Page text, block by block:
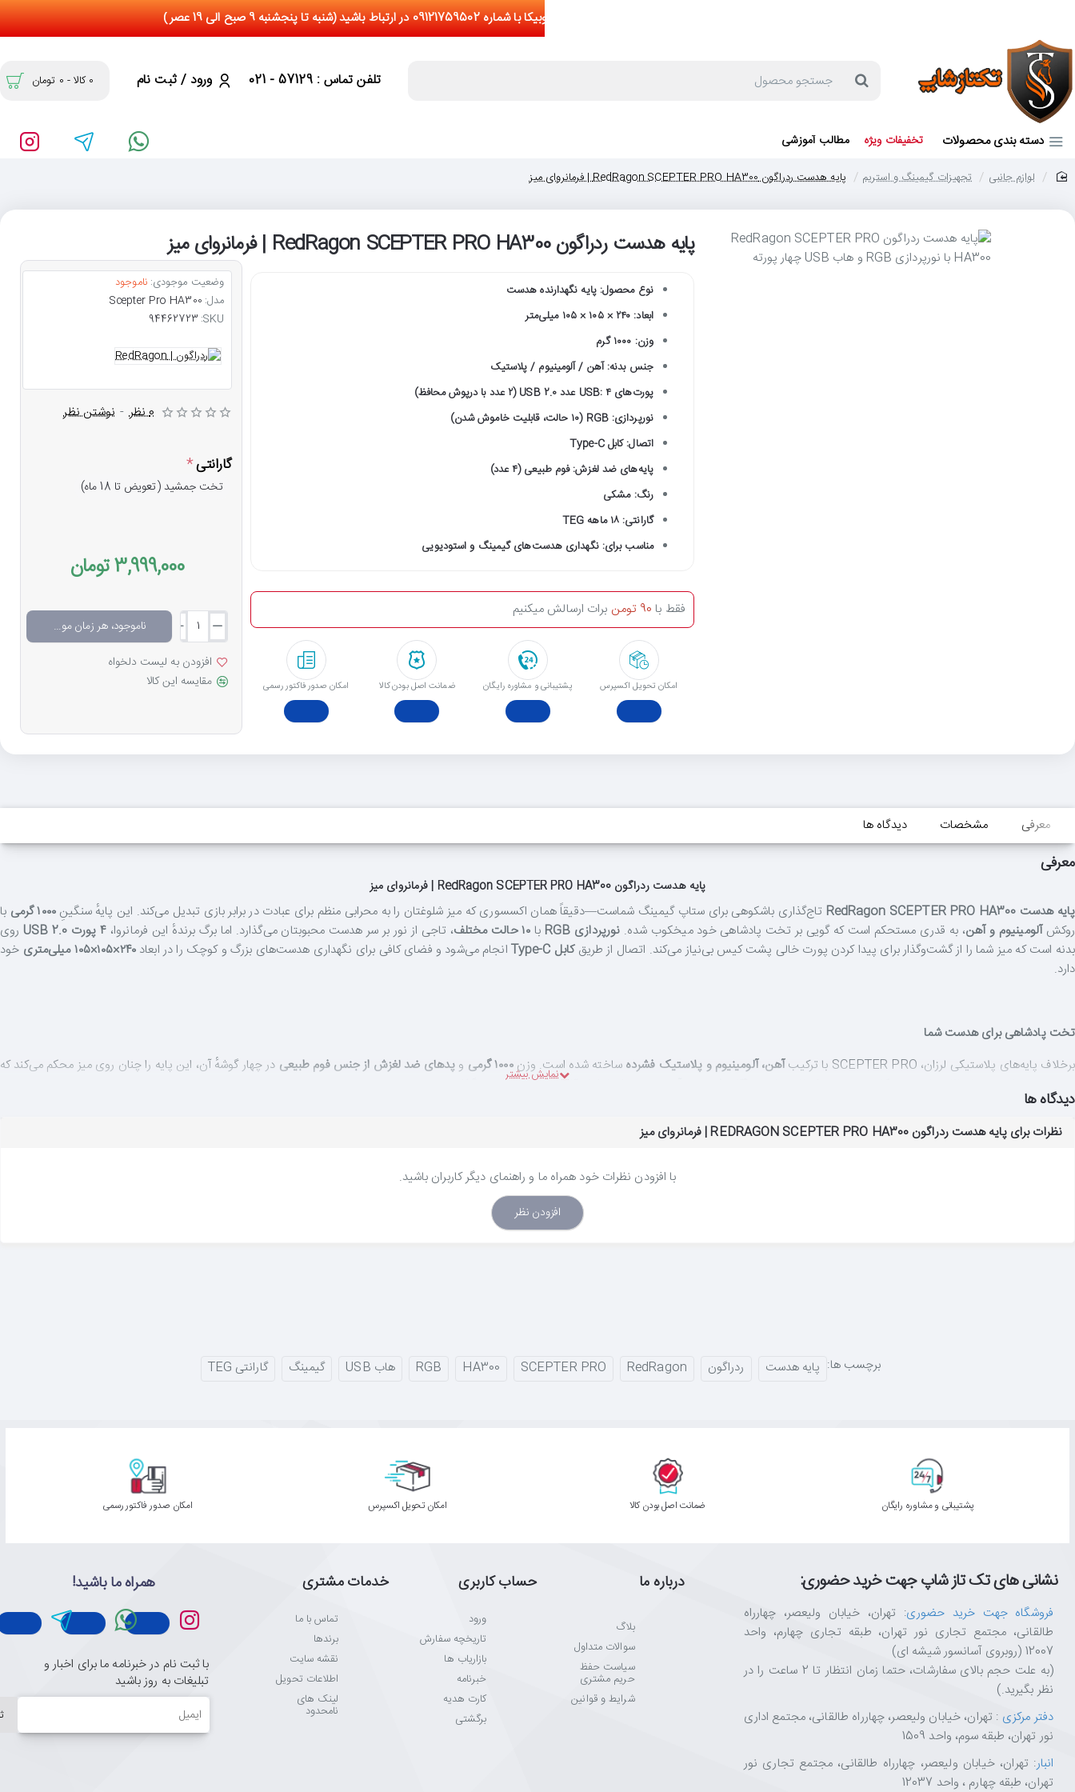
جستجو
تلفن تماس : 57129 - 021 ورود / ثبت نام 0 کالا - 0 تومان
دسته بندی محصولات تخفیفات ویژه مطالب آموزشی
لوازم جانبی تجهیزات گیمینگ و استریم پایه هدست ردراگون RedRagon SCEPTER PRO HA300 | فرمانروای میز
پایه هدست ردراگون RedRagon SCEPTER PRO HA300 | فرمانروای میز
نوع محصول: پایه نگهدارنده هدست
ابعاد: ۲۴۰ × ۱۰۵ × ۱۰۵ میلی‌متر
وزن: ۱۰۰۰ گرم
جنس بدنه: آهن / آلومینیوم / پلاستیک
پورت‌های USB: ۴ عدد USB 2.0 (۲ عدد با درپوش محافظ)
نورپردازی: RGB (۱۰ حالت، قابلیت خاموش شدن)
اتصال: کابل Type-C
پایه‌های ضد لغزش: فوم طبیعی (۴ عدد)
رنگ: مشکی
گارانتی: ۱۸ ماهه TEG
مناسب برای: نگهداری هدست‌های گیمینگ و استودیویی
امکان تحویل اکسپرس پشتیبانی و مشاوره رایگان ﺿﻤﺎﻧﺖ اﺻﻞ ﺑﻮدن ﮐﺎﻟﺎ امکان صدور فاکتور رسمی
فقط با 90 تومن برات ارسالش میکنیم
وضعیت موجودی: ناموجود
مدل: Scepter Pro HA300
SKU:
94462723
0 نظر - نوشتن نظر
گارانتی
تخت جمشید (تعویض تا 18 ماه)
3,999,000 تومان
ناموجود، هر زمان موجود شد خبرم کن
افزودن به لیست دلخواه
مقایسه این کالا
معرفی مشخصات دیدگاه ها
معرفی
پایه هدست ردراگون RedRagon SCEPTER PRO HA300 | فرمانروای میز
پایه هدست RedRagon SCEPTER PRO HA300 تاج‌گذاری باشکوهی برای ستاپ گیمینگ شماست—دقیقاً همان اکسسوری که میز شلوغتان را به محرابی منظم برای عبادت در برابر بازی تبدیل می‌کند. این پایهٔ سنگینِ۱۰۰۰ گرمی
با
روکشآلومینیوم و آهن، به قدری مستحکم است که گویی بر تخت پادشاهی خود میخکوب شده. نورپردازی RGB با ۱۰ حالت مختلف ، تاجی از نور بر سر هدست محبوبتان می‌گذارد. اما برگ برندهٔ این فرمانروا، ۴ پورت USB 2.0
روی
بدنه است که میز شما را از گشت‌وگذار برای پیدا کردن پورت خالی پشت کیس بی‌نیاز می‌کند. اتصال از طریقکابل Type-C انجام می‌شود و فضای کافی برای نگهداری هدست‌های بزرگ و کوچک را در ابعاد۲۴۰×۱۰۵×۱۰۵ میلی‌متری
خود
دارد.
تخت پادشاهی برای هدست شما
برخلاف پایه‌های پلاستیکی لرزان، SCEPTER PRO با ترکیب
آهن، آلومینیوم و پلاستیک فشرده ساخته شده است. وزن۱۰۰۰ گرمی و پدهای ضد لغزش از جنس فوم طبیعی در چهار گوشهٔ آن، این پایه را چنان روی میز محکم می‌کند که
آن، هدست شما را با وقار تمام به نمایش می‌گذارد.
یکی از بزرگ‌ترین دردسرهای گیمرها، خزیدن زیر میز برای اتصال فلش مموری یا دانگل است. SCEPTER PRO با
۴ پورت USB 2.0
روی بدنه، این مشکل را برای همیشه حل می‌کند—کیبورد، موس، فلش یا دانگل هدست را مستقیماً
هستند تا در زمان عدم استفاده، گردوغبار به آن‌ها نفوذ نکند. اتصال پایه به سیستم نیز از طریق
برای اتصال آسان تجهیزات جانبی
✅
پدهای ضد لغزش فوم طبیعیدر چهار گوشه
✅ابعاد ۲۴۰×۱۰۵×۱۰۵ میلی‌متر
با ارتفاع مناسب
✅اتصال Type-C و درپوش محافظ برای دو پورت USB
چرا از تکتازشاپ خرید کنیم؟
تکتازشاپ فقط یک فروشگاه نیست—یک مقصد مطمئن برای عاشقان تکنولوژی و انتخاب‌های هوشمندانه است.
با ضمانت اصالت کالا، مشاوره تخصصی، ارسال سریع و پشتیبانی واقعی، خیالت از خرید راحت باشد.
ما اینجاییم تا تجربه‌ای متفاوت، حرفه‌ای و قابل اعتماد از خرید آنلاین را برایت رقم بزنیم.
تکتازشاپ یعنی خرید با خیال راحت، انتخاب با اطمینان.
دیدگاه ها
نظرات برای پایه هدست ردراگون REDRAGON SCEPTER PRO HA300 | فرمانروای میز
با افزودن نظرات خود همراه ما و راهنمای دیگر کاربران باشید.
افزودن نظر
برچسب ها: پایه هدست ردراگون RedRagon
SCEPTER PRO
HA300
RGB هاب USB گیمینگ گارانتی TEG
پشتیبانی و مشاوره رایگان ﺿﻤﺎﻧﺖ اﺻﻞ ﺑﻮدن ﮐﺎﻟﺎ اﻣﮑﺎن ﺗﺤﻮﯾﻞ اﮐﺴﭙﺮس امکان صدور فاکتور رسمی
نشانی های تک تاز شاپ جهت خرید حضوری:
فروشگاه جهت خرید حضوری: تهران، خیابان ولیعصر، چهارراه
طالقانی، مجتمع تجاری نور تهران، طبقه تجاری چهارم، واحد
12007 (روبروی آسانسور شیشه ای)
(به علت حجم بالای سفارشات، حتما زمان انتظار تا 2 ساعت را در
نظر بگیرید.)
دفتر مرکزی : تهران، خیابان ولیعصر، چهارراه طالقانی، مجتمع اداری
نور تهران، طبقه سوم، واحد 1509
انبار: تهران، خیابان ولیعصر، چهارراه طالقانی، مجتمع تجاری نور
تهران، طبقه چهارم ، واحد 12037
درباره ما
بلاگ
سوالات متداول
سیاست حفظ
حریم مشتری
شرایط و قوانین
حساب کاربری
ورود
تاریخچه سفارش
بازاریاب ها
خبرنامه
کارت هدیه
برگشتی
خدمات مشتری
تماس با ما
برندها
نقشه سایت
اطلاعات تحویل
لینک های
نامحدود
همراه ما باشید!
با ثبت نام در خبرنامه ما برای اخبار و
تبلیغات به روز باشید
ایمیل